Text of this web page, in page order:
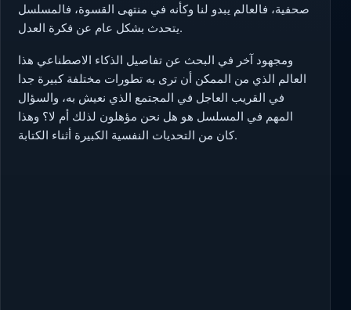
صحفية، فالعالم يبدو لنا وكأنه في منتهى القسوة، فالمسلسل
يتحدث بشكل عام عن فكرة العدل.
ومجهود آخر في البحث عن تفاصيل الذكاء الاصطناعي هذا
العالم الذي من الممكن أن ترى به تطورات مختلفة كبيرة جدا
في القريب العاجل في المجتمع الذي نعيش به، والسؤال
المهم في المسلسل هو هل نحن مؤهلون لذلك أم لا؟ وهذا
كان من التحديات النفسية الكبيرة أثناء الكتابة.